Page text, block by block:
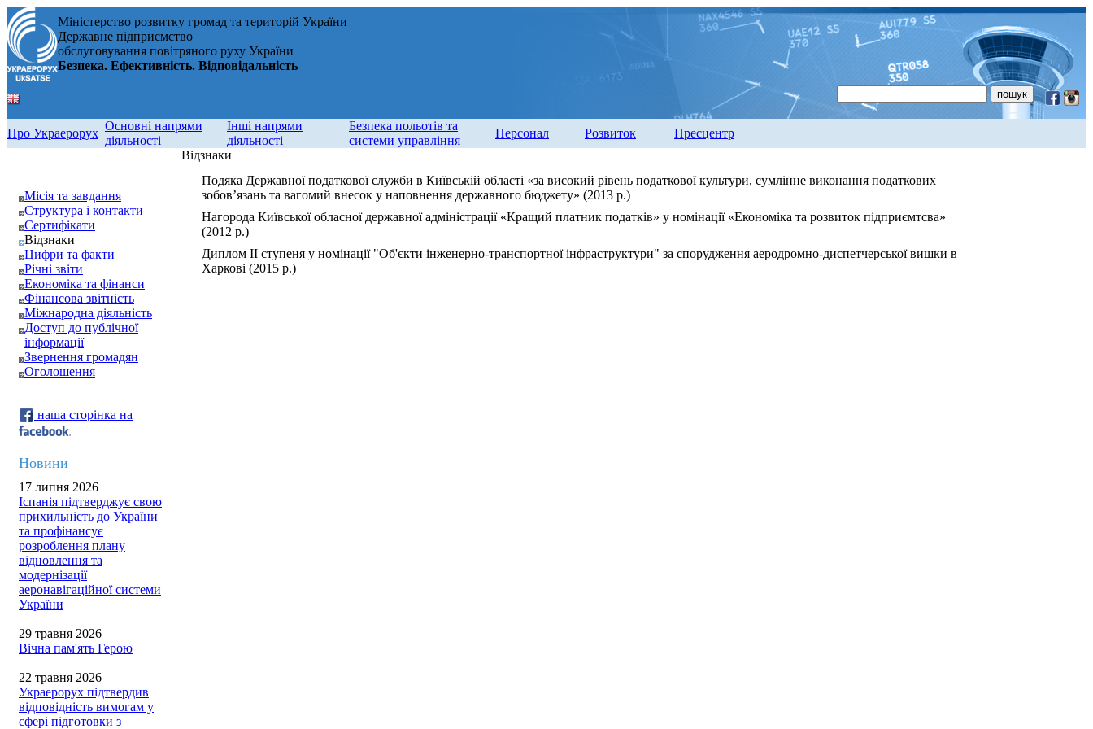
Міністерство розвитку громад та територій України
Державне підприємство
обслуговування повітряного руху України
Безпека. Ефективність. Відповідальність
Про Украерорух
Основні напрями
діяльності
Інші напрями
діяльності
Безпека польотів та
системи управління
Персонал Розвиток Пресцентр
Місія та завдання
Структура і контакти
Сертифікати
Відзнаки
Цифри та факти
Річні звіти
Економіка та фінанси
Фінансова звітність
Міжнародна діяльність
Доступ до публічної
інформації
Звернення громадян
Оголошення
наша сторінка на
Новини
17 липня 2026
Іспанія підтверджує свою
прихильність до України
та профінансує
розроблення плану
відновлення та
модернізації
аеронавігаційної системи
України
29 травня 2026
Вічна пам'ять Герою
22 травня 2026
Украерорух підтвердив
відповідність вимогам у
сфері підготовки з
Відзнаки
Подяка Державної податкової служби в Київській області «за високий рівень податкової культури, сумлінне виконання податкових
зобов’язань та вагомий внесок у наповнення державного бюджету» (2013 р.)
Нагорода Київської обласної державної адміністрації «Кращий платник податків» у номінації «Економіка та розвиток підприємтсва»
(2012 р.)
Диплом ІІ ступеня у номінації "Об'єкти інженерно-транспортної інфраструктури" за спорудження аеродромно-диспетчерської вишки в
Харкові (2015 р.)